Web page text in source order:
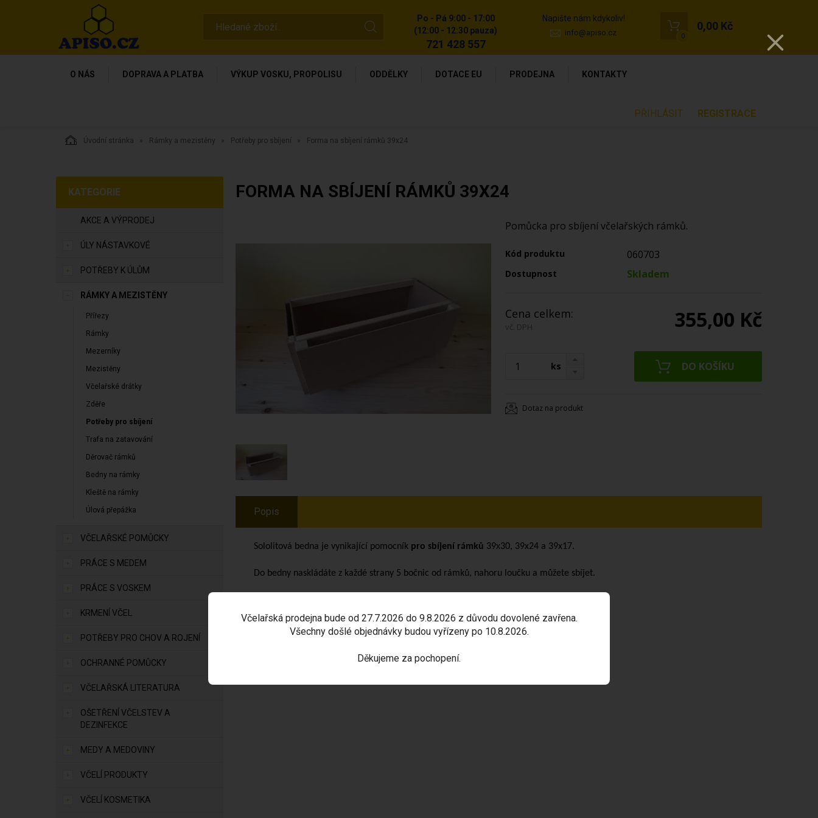
Po - Pá 9:00 - 17:00
(12:00 - 12:30 pauza)
721 428 557
Napište nám kdykoliv!
info@apiso.cz 0
0,00 Kč
O NÁS DOPRAVA A PLATBA VÝKUP VOSKU, PROPOLISU ODDĚLKY DOTACE EU PRODEJNA KONTAKTY
PŘIHLÁSIT REGISTRACE
Úvodní stránka Rámky a mezistěny Potřeby pro sbíjení Forma na sbíjení rámků 39x24
KATEGORIE
AKCE A VÝPRODEJ
ÚLY NÁSTAVKOVÉ
POTŘEBY K ÚLŮM
RÁMKY A MEZISTĚNY
Přířezy
Rámky
Mezerníky
Mezistěny
Včelařské drátky
Zděře
Potřeby pro sbíjení
Trafa na zatavování
Děrovač rámků
Bedny na rámky
Kleště na rámky
Úlová přepážka
VČELAŘSKÉ POMŮCKY
PRÁCE S MEDEM
PRÁCE S VOSKEM
KRMENÍ VČEL
POTŘEBY PRO CHOV A ROJENÍ
OCHRANNÉ POMŮCKY
VČELAŘSKÁ LITERATURA
OŠETŘENÍ VČELSTEV A
DEZINFEKCE
MEDY A MEDOVINY
VČELÍ PRODUKTY
VČELÍ KOSMETIKA
FORMA NA SBÍJENÍ RÁMKŮ 39X24
Pomůcka pro sbíjení včelařských rámků.
Kód produktu 060703
Dostupnost Skladem
Cena celkem:
vč. DPH 355,00 Kč
ks
Dotaz na produkt
Popis
Sololitová bedna je vynikající pomocník pro sbíjení rámků 39x30, 39x24 a 39x17.
Do bedny naskládáte z každé strany 5 bočnic od rámků, nahoru loučku a můžete sbíjet.
Včelařská prodejna bude od 27.7.2026 do 9.8.2026 z důvodu dovolené zavřena.
Všechny došlé objednávky budou vyřízeny po 10.8.2026.
Děkujeme za pochopení.